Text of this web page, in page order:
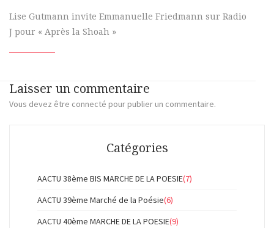
Lise Gutmann invite Emmanuelle Friedmann sur Radio
J pour « Après la Shoah »
Laisser un commentaire
Vous devez être connecté pour publier un commentaire.
Catégories
AACTU 38ème BIS MARCHE DE LA POESIE(7)
AACTU 39ème Marché de la Poésie(6)
AACTU 40ème MARCHE DE LA POESIE(9)